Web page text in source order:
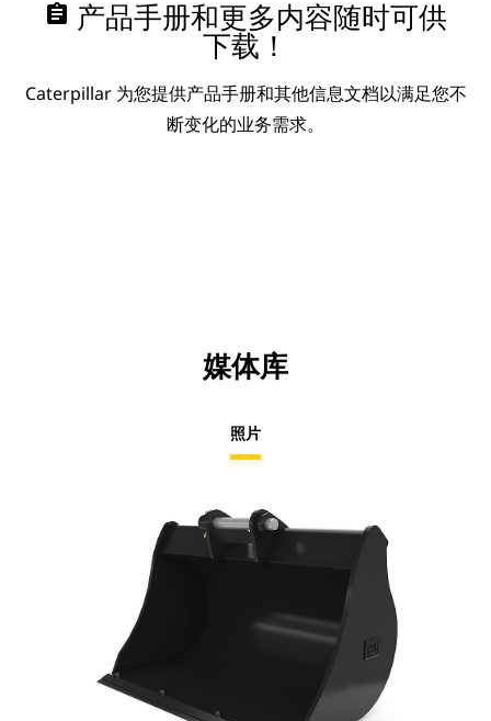
assignment 产品手册和更多内容随时可供
下载！
Caterpillar 为您提供产品手册和其他信息文档以满足您不
断变化的业务需求。
媒体库
照片